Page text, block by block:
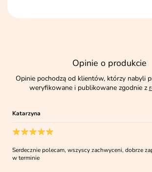
Opinie o produkcie
Opinie pochodzą od klientów, którzy nabyli
weryfikowane i publikowane zgodnie z
Katarzyna
Serdecznie polecam, wszyscy zachwyceni, dobrze
w terminie